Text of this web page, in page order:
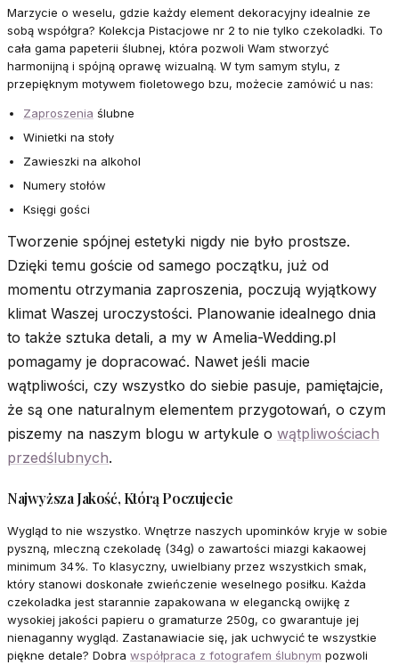
Marzycie o weselu, gdzie każdy element dekoracyjny idealnie ze
sobą współgra? Kolekcja Pistacjowe nr 2 to nie tylko czekoladki. To
cała gama papeterii ślubnej, która pozwoli Wam stworzyć
harmonijną i spójną oprawę wizualną. W tym samym stylu, z
przepięknym motywem fioletowego bzu, możecie zamówić u nas:
Zaproszenia ślubne
Winietki na stoły
Zawieszki na alkohol
Numery stołów
Księgi gości
Tworzenie spójnej estetyki nigdy nie było prostsze.
Dzięki temu goście od samego początku, już od
momentu otrzymania zaproszenia, poczują wyjątkowy
klimat Waszej uroczystości. Planowanie idealnego dnia
to także sztuka detali, a my w Amelia-Wedding.pl
pomagamy je dopracować. Nawet jeśli macie
wątpliwości, czy wszystko do siebie pasuje, pamiętajcie,
że są one naturalnym elementem przygotowań, o czym
piszemy na naszym blogu w artykule o wątpliwościach
przedślubnych.
Najwyższa Jakość, Którą Poczujecie
Wygląd to nie wszystko. Wnętrze naszych upominków kryje w sobie
pyszną, mleczną czekoladę (34g) o zawartości miazgi kakaowej
minimum 34%. To klasyczny, uwielbiany przez wszystkich smak,
który stanowi doskonałe zwieńczenie weselnego posiłku. Każda
czekoladka jest starannie zapakowana w elegancką owijkę z
wysokiej jakości papieru o gramaturze 250g, co gwarantuje jej
nienaganny wygląd. Zastanawiacie się, jak uchwycić te wszystkie
piękne detale? Dobra współpraca z fotografem ślubnym pozwoli